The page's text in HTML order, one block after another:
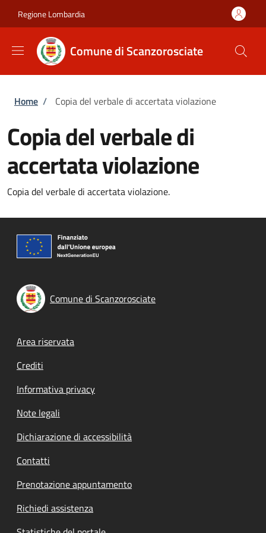
Regione Lombardia
Comune di Scanzorosciate
Briciole di pane
Home / Copia del verbale di accertata violazione
Copia del verbale di
accertata violazione
Copia del verbale di accertata violazione.
Comune di Scanzorosciate
Footer menu
Area riservata
Crediti
Informativa privacy
Note legali
Dichiarazione di accessibilità
Contatti
Prenotazione appuntamento
Richiedi assistenza